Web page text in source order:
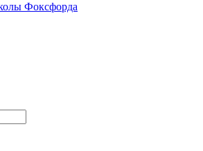
Фоксфорда